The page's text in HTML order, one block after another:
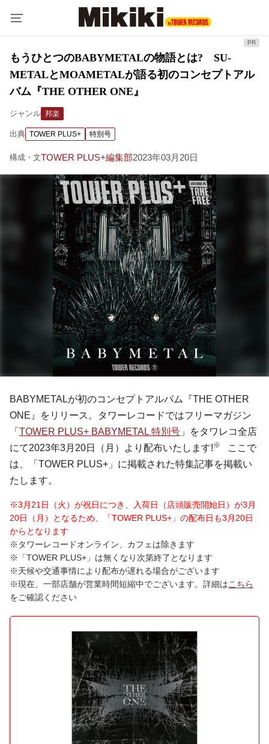
もうひとつのBABYMETALの物語とは? SU-
METALとMOAMETALが語る初のコンセプトアル
バム『THE OTHER ONE』
ジャンル 邦楽
出典 TOWER PLUS+ 特別号
構成・文TOWER PLUS+編集部2023年03月20日
BABYMETALが初のコンセプトアルバム『THE OTHER
ONE』をリリース。タワーレコードではフリーマガジン
「 TOWER PLUS+ BABYMETAL 特別号 」をタワレコ全店
にて2023年3月20日（月）より配布いたします!※
ここで
は、「TOWER PLUS+」に掲載された特集記事を掲載い
たします。
※3月21日（火）が祝日につき、入荷日（店頭販売開始日）が3月
20日（月）となるため、「TOWER PLUS+」の配布日も3月20日
からとなります
※タワーレコードオンライン、カフェは除きます
※「TOWER PLUS+」は無くなり次第終了となります
※天候や交通事情により配布が遅れる場合がございます
※現在、一部店舗が営業時間短縮中でございます。詳細はこちら
をご確認ください